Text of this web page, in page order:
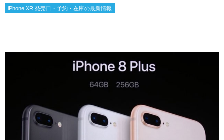
iPhone XR 発売日・予約・在庫の最新情報